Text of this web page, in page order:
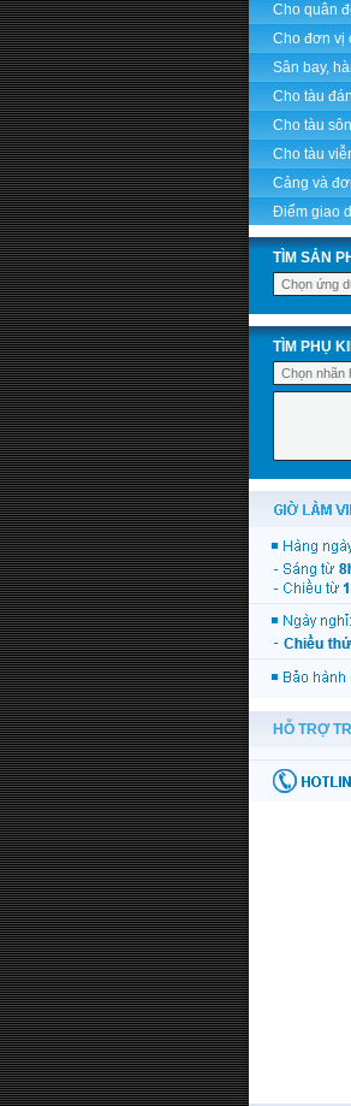
Cho quân
Cho đơn vị
Sân bay,
Cho tàu
Cho tàu
Cho tàu
Cảng và
Điểm giao
TÌM SẢN
TÌM PHỤ